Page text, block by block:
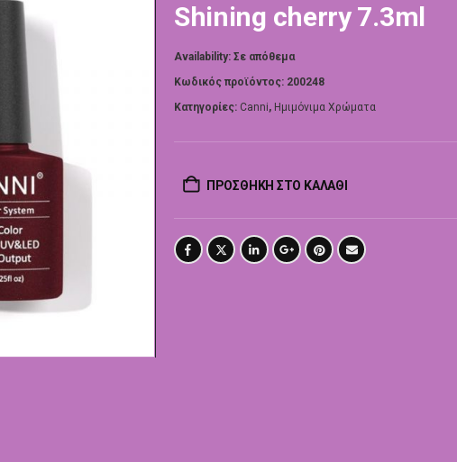
Shining cherry 7.3ml
Availability: Σε απόθεμα
Κωδικός προϊόντος: 200248
Κατηγορίες: Canni, Ημιμόνιμα Χρώματα
ΠΡΟΣΘΉΚΗ ΣΤΟ ΚΑΛΆΘΙ